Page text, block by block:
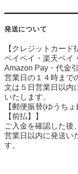
発送について
【クレジットカード
ペイペイ・楽天ペイ・
Amazon Pay・ 代金引
営業日の１４時まで
文は５日営業日以内
いたします。
【郵便振替(ゆうち
【前払】】
ご入金を確認した後
営業日以内に発送い
す。